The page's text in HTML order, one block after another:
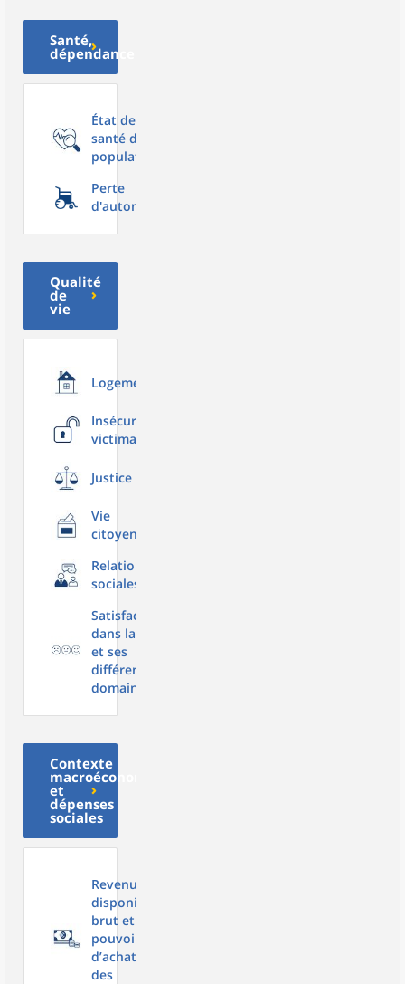
Santé,
dépendance
État de
santé de la
population
Perte
d'autonomie
Qualité
de
vie
Logement
Insécurité,
victimation
Justice
Vie
citoyenne
Relations
sociales
Satisfaction
dans la vie
et ses
différents
domaines
Contexte
macroéconomique
et
dépenses
sociales
Revenu
disponible
brut et
pouvoir
d’achat
des